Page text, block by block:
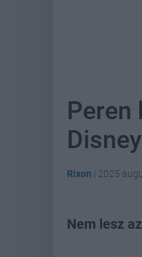
Peren
Disney
Rixon | 2025
Nem lesz